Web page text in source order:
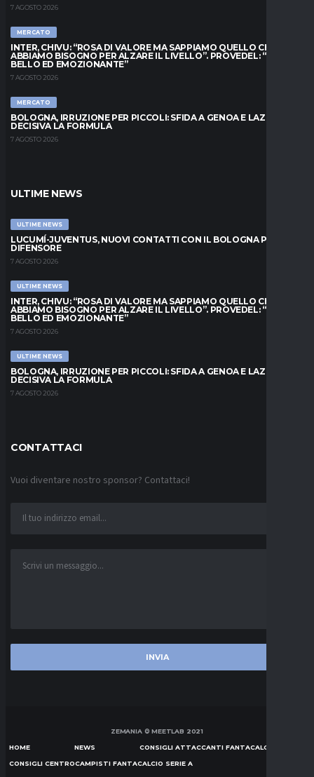
7 AGOSTO 2026
MERCATO
INTER, CHIVU: “ROSA DI VALORE MA SAPPIAMO QUELLO CHE
ABBIAMO BISOGNO PER ALZARE IL LIVELLO”. PROVEDEL: “MESE
BELLO ED EMOZIONANTE”
7 AGOSTO 2026
MERCATO
BOLOGNA, IRRUZIONE PER PICCOLI: SFIDA A GENOA E LAZIO,
DECISIVA LA FORMULA
7 AGOSTO 2026
ULTIME NEWS
ULTIME NEWS
LUCUMÍ-JUVENTUS, NUOVI CONTATTI CON IL BOLOGNA PER IL
DIFENSORE
7 AGOSTO 2026
ULTIME NEWS
INTER, CHIVU: “ROSA DI VALORE MA SAPPIAMO QUELLO CHE
ABBIAMO BISOGNO PER ALZARE IL LIVELLO”. PROVEDEL: “MESE
BELLO ED EMOZIONANTE”
7 AGOSTO 2026
ULTIME NEWS
BOLOGNA, IRRUZIONE PER PICCOLI: SFIDA A GENOA E LAZIO,
DECISIVA LA FORMULA
7 AGOSTO 2026
CONTATTACI
Vuoi diventare nostro sponsor? Contattaci!
ZEMANIA © MEETLAB 2021
HOME NEWS CONSIGLI ATTACCANTI FANTACALCIO SERIE A
CONSIGLI CENTROCAMPISTI FANTACALCIO SERIE A